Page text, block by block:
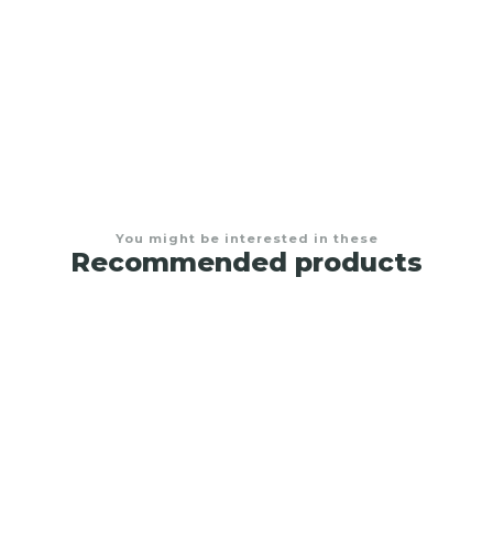
You might be interested in these
Recommended products